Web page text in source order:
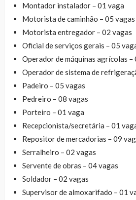
Montador instalador – 01 vaga
Motorista de caminhão – 05 vagas
Motorista entregador – 02 vagas
Oficial de serviços gerais – 05
Operador de máquinas agrícolas –
Operador de sistema de
Padeiro – 05 vagas
Pedreiro – 08 vagas
Porteiro – 01 vaga
Recepcionista/secretária – 01
Repositor de mercadorias – 09
Serralheiro – 02 vagas
Servente de obras – 04 vagas
Soldador – 02 vagas
Supervisor de almoxarifado – 01